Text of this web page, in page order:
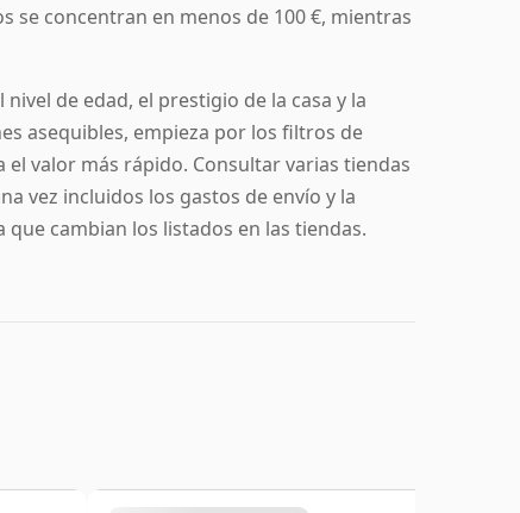
se concentran en menos de 100 €, mientras
de edad, el prestigio de la casa y la
asequibles, empieza por los filtros de
valor más rápido. Consultar varias tiendas
vez incluidos los gastos de envío y la
cambian los listados en las tiendas.